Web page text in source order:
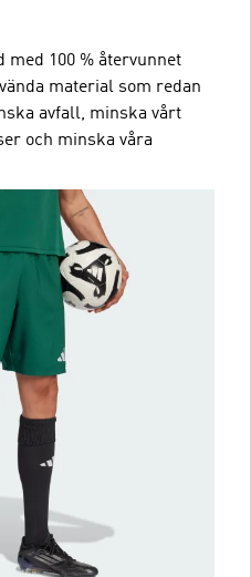
100 % återvunnet
material som redan
avfall, minska vårt
och minska våra